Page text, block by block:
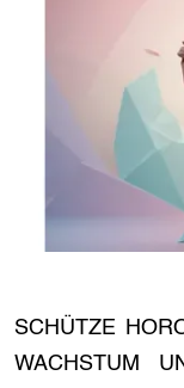
SCHÜTZE
WACHSTUM